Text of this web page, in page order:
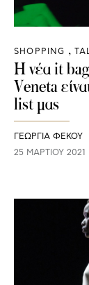
SHOPPING
H νέα it
Veneta
list μας
ΓΕΩΡΓΙΑ ΦΕΚΟΥ
25 ΜΑΡΤΊΟΥ 2021